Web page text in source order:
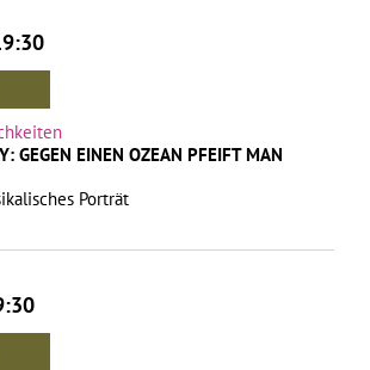
GEGEN EINEN OZEAN PFEIFT MAN
Porträt